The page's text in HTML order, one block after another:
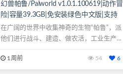
幻兽帕鲁/Palworld v1.0.1.100619|动作冒
险|容量39.3GB|免安装绿色中文版|支持
键盘.鼠标.手柄
在广阔的世界中收集神奇的生物“帕鲁”，派
他们进行战斗、建造、做农活，工业生产
1周前 54 6